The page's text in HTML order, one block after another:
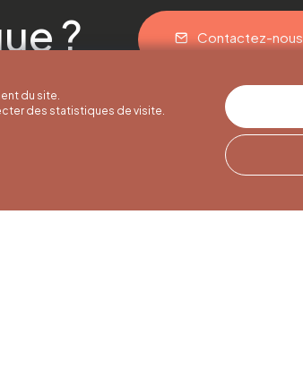
? Contactez-nous
du site.
des statistiques de visite.